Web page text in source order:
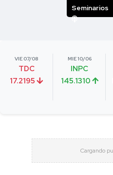
Seminarios
VIE 07/08
TDC
17.2195
MIE 10/06
INPC
145.1310